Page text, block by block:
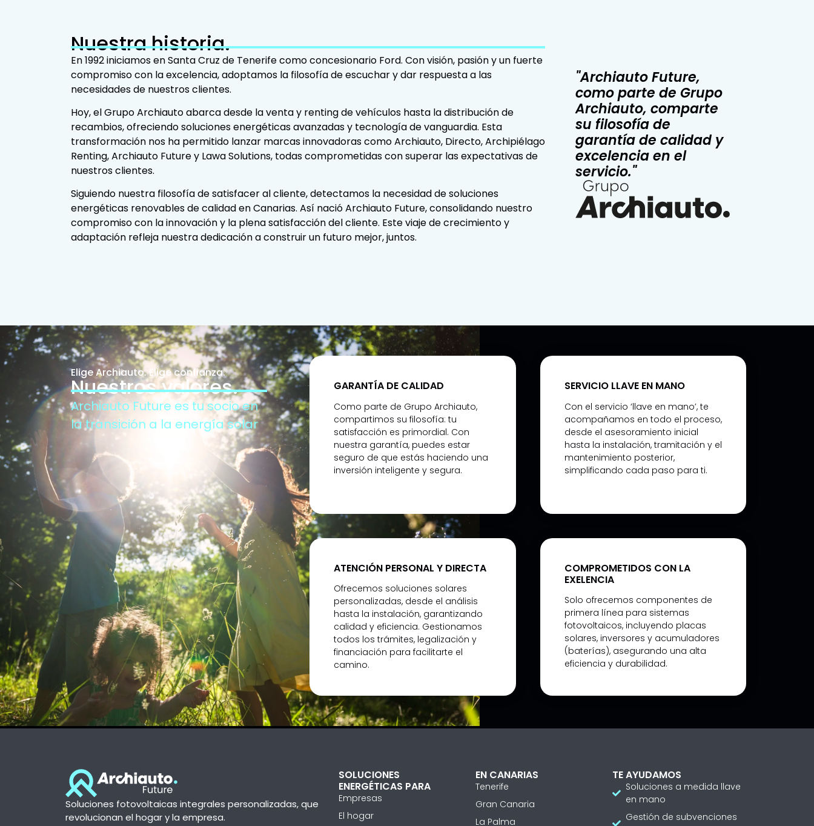
Nuestra historia.
En 1992 iniciamos en Santa Cruz de Tenerife como concesionario Ford. Con visión, pasión y un fuerte
compromiso con la excelencia, adoptamos la filosofía de escuchar y dar respuesta a las
necesidades de nuestros clientes.
Hoy, el Grupo Archiauto abarca desde la venta y renting de vehículos hasta la distribución de
recambios, ofreciendo soluciones energéticas avanzadas y tecnología de vanguardia. Esta
transformación nos ha permitido lanzar marcas innovadoras como Archiauto, Directo, Archipiélago
Renting, Archiauto Future y Lawa Solutions, todas comprometidas con superar las expectativas de
nuestros clientes.
Siguiendo nuestra filosofía de satisfacer al cliente, detectamos la necesidad de soluciones
energéticas renovables de calidad en Canarias. Así nació Archiauto Future, consolidando nuestro
compromiso con la innovación y la plena satisfacción del cliente. Este viaje de crecimiento y
adaptación refleja nuestra dedicación a construir un futuro mejor, juntos.
"Archiauto Future,
como parte de Grupo
Archiauto, comparte
su filosofía de
garantía de calidad y
excelencia en el
servicio."
Elige Archiauto. Elige confianza.
Nuestros valores.
Archiauto Future es tu socio en
la transición a la energía solar
GARANTÍA DE CALIDAD
Como parte de Grupo Archiauto,
compartimos su filosofía: tu
satisfacción es primordial. Con
nuestra garantía, puedes estar
seguro de que estás haciendo una
inversión inteligente y segura.
SERVICIO LLAVE EN MANO
Con el servicio ‘llave en mano’, te
acompañamos en todo el proceso,
desde el asesoramiento inicial
hasta la instalación, tramitación y el
mantenimiento posterior,
simplificando cada paso para ti.
ATENCIÓN PERSONAL Y DIRECTA
Ofrecemos soluciones solares
personalizadas, desde el análisis
hasta la instalación, garantizando
calidad y eficiencia. Gestionamos
todos los trámites, legalización y
financiación para facilitarte el
camino.
COMPROMETIDOS CON LA
EXELENCIA
Solo ofrecemos componentes de
primera línea para sistemas
fotovoltaicos, incluyendo placas
solares, inversores y acumuladores
(baterías), asegurando una alta
eficiencia y durabilidad.
Soluciones fotovoltaicas integrales personalizadas, que
revolucionan el hogar y la empresa.
SOLUCIONES
ENERGÉTICAS PARA
Empresas
El hogar
EN CANARIAS
Tenerife
Gran Canaria
La Palma
TE AYUDAMOS
Soluciones a medida llave
en mano
Gestión de subvenciones